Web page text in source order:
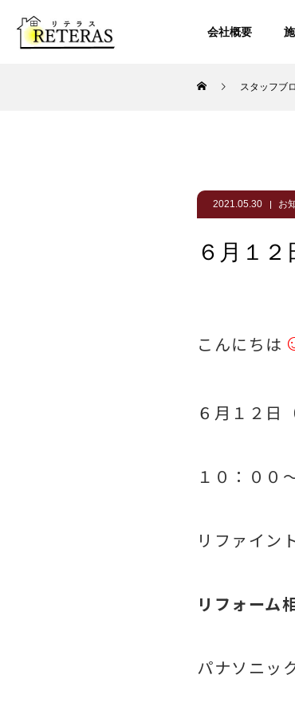
会社概要
スタッフブ
2021.05.30 お
６月１
こんにちは
６月１２日
１０：００
リファイン
リフォーム
パナソニッ